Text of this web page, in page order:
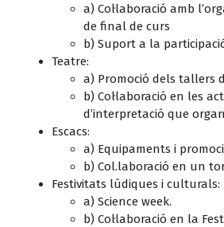
a) Col·laboració amb
de final de curs
b) Suport a la
Teatre:
a) Promoció dels tallers
b) Col·laboració en les
d’interpretació que
Escacs:
a) Equipaments i
b) Col.laboració en un
Festivitats lúdiques i culturals:
a) Science week.
b) Col·laboració en la